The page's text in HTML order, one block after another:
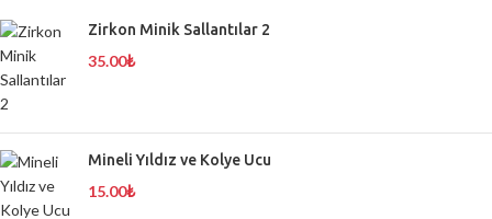
Zirkon Minik Sallantılar 2
35.00₺
Mineli Yıldız ve Kolye Ucu
15.00₺